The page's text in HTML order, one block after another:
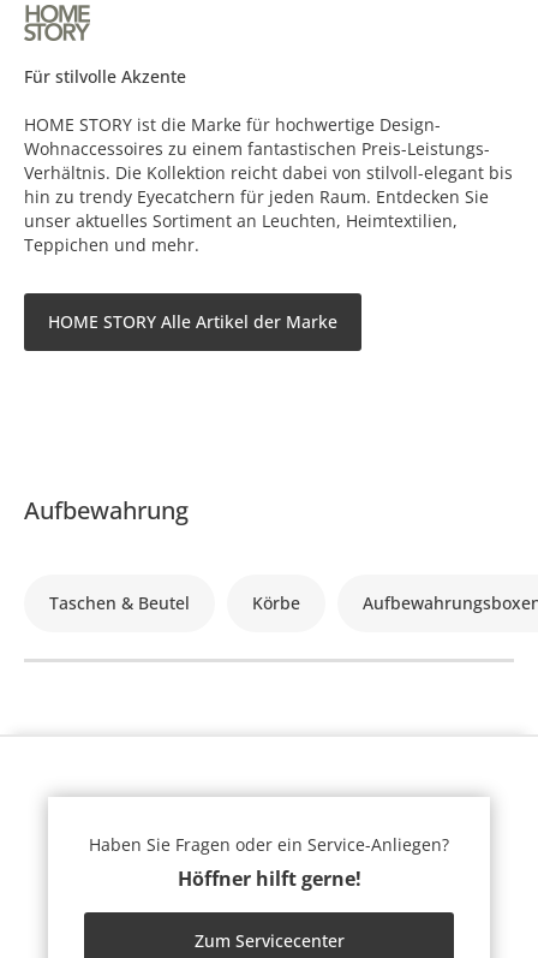
Für stilvolle Akzente
HOME STORY ist die Marke für hochwertige Design-
Wohnaccessoires zu einem fantastischen Preis-Leistungs-
Verhältnis. Die Kollektion reicht dabei von stilvoll-elegant bis
hin zu trendy Eyecatchern für jeden Raum. Entdecken Sie
unser aktuelles Sortiment an Leuchten, Heimtextilien,
Teppichen und mehr.
HOME STORY Alle Artikel der Marke
Aufbewahrung
Taschen & Beutel Körbe
Haben Sie Fragen oder ein Service-Anliegen?
Höffner hilft gerne!
Zum Servicecenter